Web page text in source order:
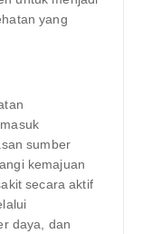
yang
sumber
kemajuan
secara aktif
daya, dan